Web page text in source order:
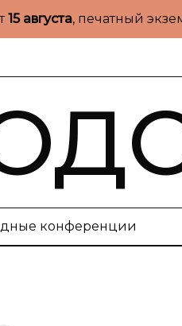
15 августа, печатный
конференции